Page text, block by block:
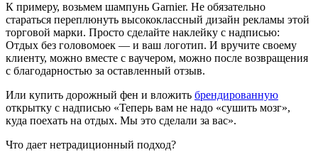
К примеру, возьмем шампунь Garnier. Не обязательно
стараться переплюнуть высококлассный дизайн рекламы этой
торговой марки. Просто сделайте наклейку с надписью:
Отдых без головомоек — и ваш логотип. И вручите своему
клиенту, можно вместе с ваучером, можно после возвращения
с благодарностью за оставленный отзыв.
Или купить дорожный фен и вложить брендированную
открытку с надписью «Теперь вам не надо «сушить мозг»,
куда поехать на отдых. Мы это сделали за вас».
Что дает нетрадиционный подход?